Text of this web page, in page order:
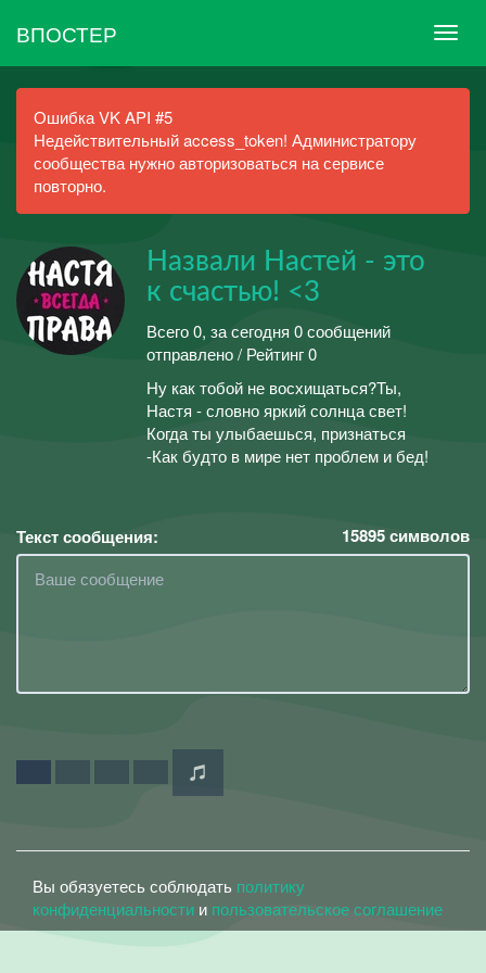
ВПОСТЕР
Ошибка VK API #5
Недействительный access_token! Администратору
сообщества нужно авторизоваться на сервисе
повторно.
Назвали Настей - это
к счастью! <3
Всего 0, за сегодня 0 сообщений
отправлено / Рейтинг 0
Ну как тобой не восхищаться?Ты,
Настя - словно яркий солнца свет!
Когда ты улыбаешься, признаться
-Как будто в мире нет проблем и бед!
Текст сообщения: 15895символов
Вы обязуетесь соблюдать политику
конфиденциальности и пользовательское соглашение